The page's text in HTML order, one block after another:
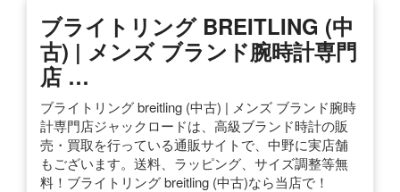
ブライトリング BREITLING (中
古) | メンズ ブランド腕時計専門
店 …
ブライトリング breitling (中古) | メンズ ブランド腕時
計専門店ジャックロードは、高級ブランド時計の販
売・買取を行っている通販サイトで、中野に実店舗
もございます。送料、ラッピング、サイズ調整等無
料！ブライトリング breitling (中古)なら当店で！